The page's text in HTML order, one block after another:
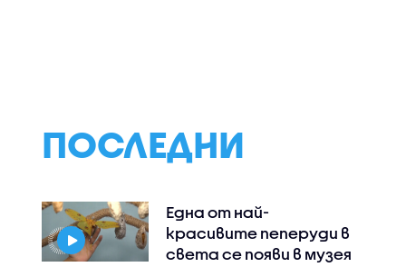
ПОСЛЕДНИ
Една от най-
красивите пеперуди в
света се появи в музея